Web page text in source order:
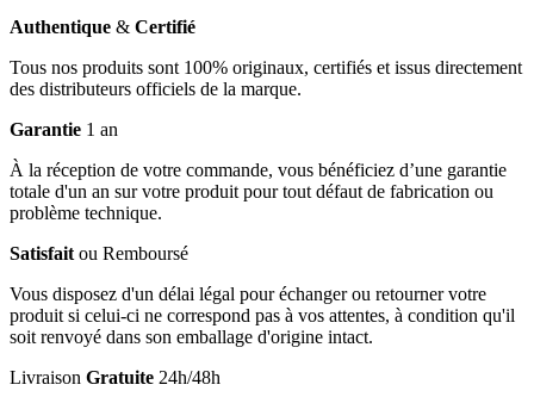
Authentique & Certifié
Tous nos produits sont 100% originaux, certifiés et issus directement
des distributeurs officiels de la marque.
Garantie 1 an
À la réception de votre commande, vous bénéficiez d’une garantie
totale d'un an sur votre produit pour tout défaut de fabrication ou
problème technique.
Satisfait ou Remboursé
Vous disposez d'un délai légal pour échanger ou retourner votre
produit si celui-ci ne correspond pas à vos attentes, à condition qu'il
soit renvoyé dans son emballage d'origine intact.
Livraison Gratuite 24h/48h